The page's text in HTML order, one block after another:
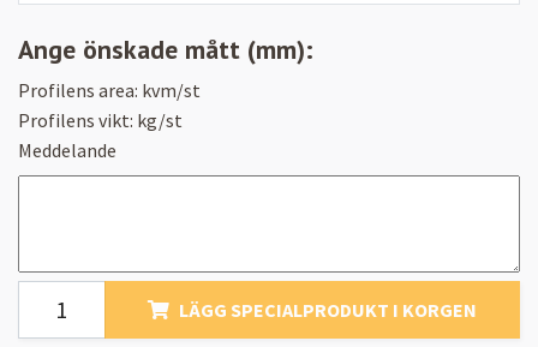
Ange önskade mått (mm):
Profilens area: kvm/st
Profilens vikt: kg/st
Meddelande
LÄGG SPECIALPRODUKT I KORGEN